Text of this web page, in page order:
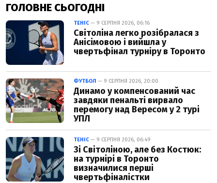
ГОЛОВНЕ СЬОГОДНІ
ТЕНІС — 9 СЕРПНЯ 2026, 06:16
Світоліна легко розібралася з
Анісімовою і вийшла у
чвертьфінал турніру в Торонто
ФУТБОЛ — 9 СЕРПНЯ 2026, 20:00
Динамо у компенсований час
завдяки пенальті вирвало
перемогу над Вересом у 2 турі
УПЛ
ТЕНІС — 9 СЕРПНЯ 2026, 06:49
Зі Світоліною, але без Костюк:
на турнірі в Торонто
визначилися перші
чвертьфіналістки